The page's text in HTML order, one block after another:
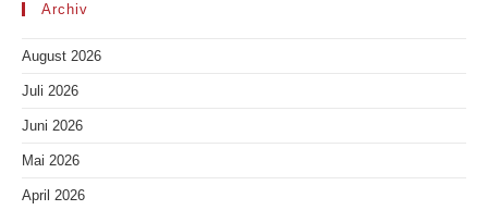
Archiv
August 2026
Juli 2026
Juni 2026
Mai 2026
April 2026